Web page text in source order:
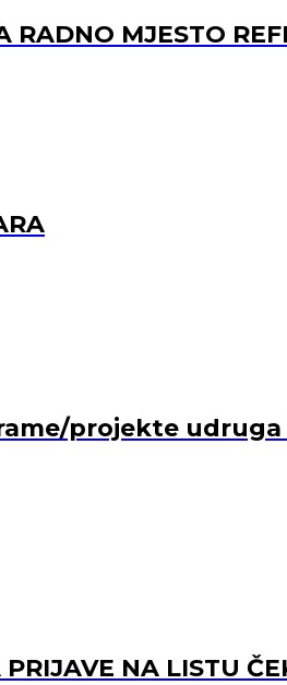
MJESTO
projekte
NA LISTU